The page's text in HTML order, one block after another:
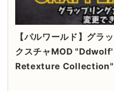
【パルワールド】グラ
クスチャMOD
Retexture Collection"